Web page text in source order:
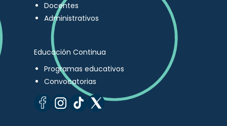
Docentes
Administrativos
Educación Continua
Programas educativos
Convocatorias